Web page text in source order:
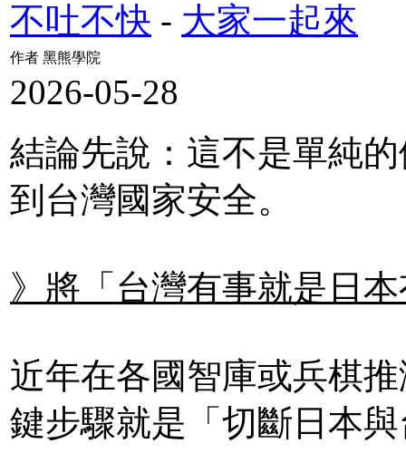
不吐不快 - 大家一起來
作者 黑熊學院
2026-05-28
結論先說：這不是單純
到台灣國家安全。
》將「台灣有事就是日
近年在各國智庫或兵棋
鍵步驟就是「切斷日本